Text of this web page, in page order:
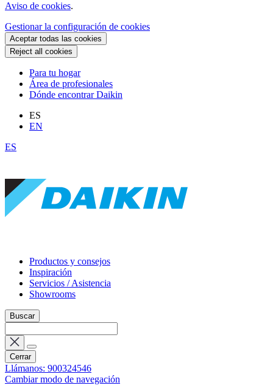
Aviso de cookies.
Gestionar la configuración de cookies
Aceptar todas las cookies
Reject all cookies
Para tu hogar
Área de profesionales
Dónde encontrar Daikin
ES
EN
ES
Productos y consejos
Inspiración
Servicios / Asistencia
Showrooms
Buscar
Cerrar
Llámanos: 900324546
Cambiar modo de navegación